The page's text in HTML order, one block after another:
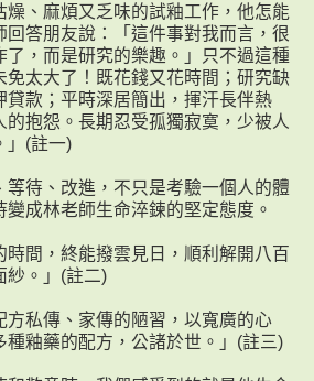
燥、麻煩又乏味的試釉工作，他怎能
回答朋友說：「這件事對我而言，很
了，而是研究的樂趣。」只不過這種
免太大了！既花錢又花時間；研究缺
貸款；平時深居簡出，揮汗長伴熱
的抱怨。長期忍受孤獨寂寞，少被人
」(註一)
等待、改進，不只是考驗一個人的體
成林老師生命淬鍊的堅定態度。
時間，終能撥雲見日，順利解開八百
紗。」(註二)
方私傳、家傳的陋習，以寬廣的心
種釉藥的配方，公諸於世。」(註三)